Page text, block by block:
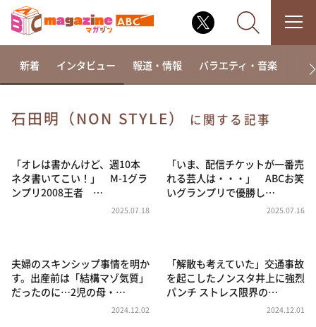
相席食堂
これ余談なんですけど・・・
～人生密着トークバラエティ！～ やすとものいたっ
news おかえり
河合＆A.B.C-Z塚田×福井アナ「なんでやねん！？」
（news おかえり）
新着 インタビュー 報道・情報 バラエティ・音楽 ド
石田明（NON STYLE） に関する記事
「オレは書かんけど、週10本
ネタ書いてこい！」 M-1グラ
ンプリ2008王者 …
2025.07.18
「いま、配信チケットが一番売
れる芸人は・・・」 ABCお笑
いグランプリで優勝し…
2025.07.16
夫婦のスキンシップ事情を明か
す。出産前は「結構マゾ気質」
だったのに…2児の母・…
2024.12.02
「解散も考えていた」交通事故
を起こしたノンスタ井上に強烈
パンチ ストレス限界の…
2024.12.01